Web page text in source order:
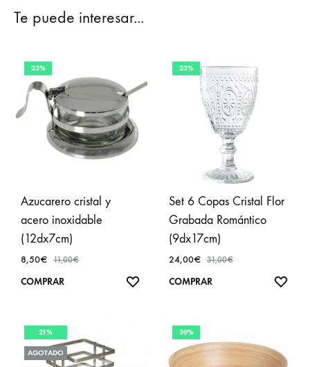
Te puede interesar...
23%
Azucarero cristal y
acero inoxidable
(12dx7cm)
8,50€ 11,00€
COMPRAR
AÑADIR
23%
Set 6 Copas Cristal Flor
Grabada Romántico
(9dx17cm)
24,00€ 31,00€
COMPRAR
21%
AGOTADO
39%